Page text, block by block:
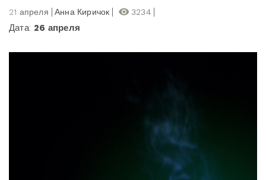
21 апреля Анна Киричок 3234
Дата: 26 апреля